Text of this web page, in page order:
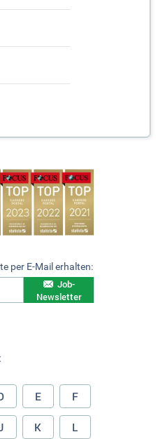
per E-Mail erhalten:
Job-
Newsletter
E F
K L